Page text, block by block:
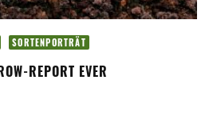
SORTENPORTRÄT
REPORT EVER